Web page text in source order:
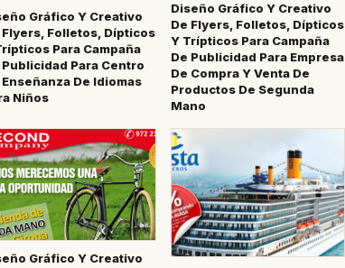
Gráfico Y Creativo
Flyers, Folletos, Dípticos
Para Campaña
Publicidad Para Centro
Enseñanza De Idiomas
Niños
Diseño Gráfico Y Creativo
De Flyers, Folletos, Dípticos
Y Trípticos Para Campaña
De Publicidad Para Empresa
De Compra Y Venta De
Productos De Segunda
Mano
Gráfico Y Creativo